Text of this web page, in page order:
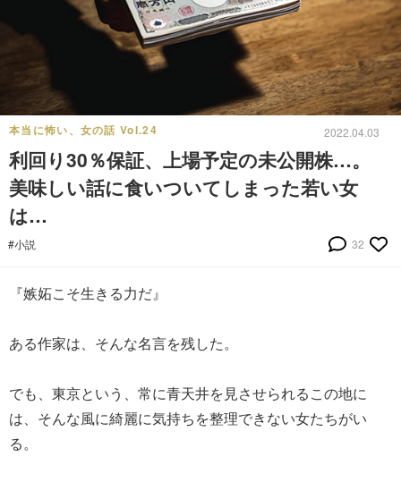
本当に怖い、女の話 Vol.24 2022.04.03
利回り30％保証、上場予定の未公開株…。
美味しい話に食いついてしまった若い女
は…
#小説 32
『嫉妬こそ生きる力だ』
ある作家は、そんな名言を残した。
でも、東京という、常に青天井を見させられるこの地に
は、そんな風に綺麗に気持ちを整理できない女たちがい
る。